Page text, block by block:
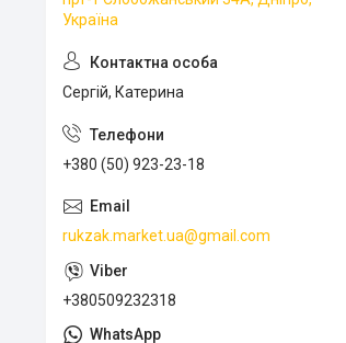
Україна
Сергій, Катерина
+380 (50) 923-23-18
rukzak.market.ua@gmail.com
+380509232318